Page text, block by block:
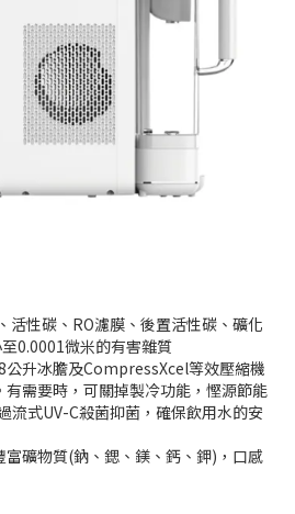
活性碳、RO濾膜、後置活性碳、礦化
0.0001微米的有害雜質
公升冰膽及CompressXcel等效壓縮機
有需要時，可關掉製冷功能，慳源節能
流式UV-C殺菌抑菌，確保飲用水的安
富礦物質(鈉、鍶、鎂、鈣、鉀)，口感